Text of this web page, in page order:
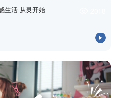
生活 从灵开始